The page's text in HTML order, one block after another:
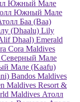
Южный Мале
Южный Мале
Баа (Baa)
(Dhaalu) Lily
Dhaal) Emerald
Cora Maldives
Северный Мале
Мале (Kaafu)
Bandos Maldives
Maldives Resort &
Maldives Атолл